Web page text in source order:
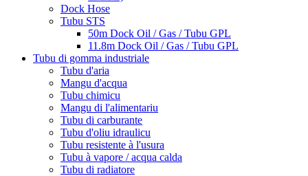
Dock Hose
Tubu STS
50m Dock Oil / Gas / Tubu GPL
11.8m Dock Oil / Gas / Tubu GPL
Tubu di gomma industriale
Tubu d'aria
Mangu d'acqua
Tubu chimicu
Mangu di l'alimentariu
Tubu di carburante
Tubu d'oliu idraulicu
Tubu resistente à l'usura
Tubu à vapore / acqua calda
Tubu di radiatore